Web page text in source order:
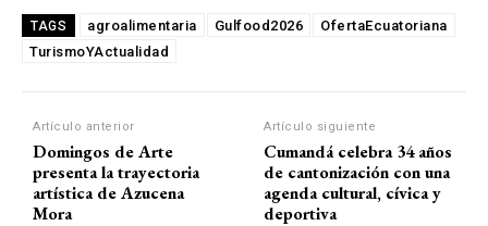
TAGS agroalimentaria Gulfood2026
OfertaEcuatoriana
TurismoYActualidad
Artículo anterior
Domingos de Arte
presenta la trayectoria
artística de Azucena
Mora
Artículo siguiente
Cumandá celebra 34 años
de cantonización con una
agenda cultural, cívica y
deportiva